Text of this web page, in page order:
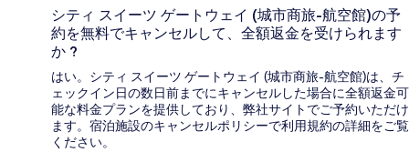
シティ スイーツ ゲートウェイ (城市商旅-航空館)の予
約を無料でキャンセルして、全額返金を受けられます
か ?
はい。シティ スイーツ ゲートウェイ (城市商旅-航空館)は、チ
ェックイン日の数日前までにキャンセルした場合に全額返金可
能な料金プランを提供しており、弊社サイトでご予約いただけ
ます。宿泊施設のキャンセルポリシーで利用規約の詳細をご覧
ください。